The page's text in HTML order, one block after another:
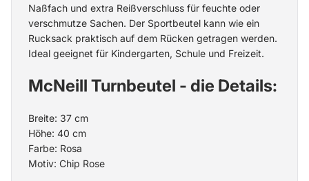
Naßfach und extra Reißverschluss für feuchte oder
verschmutze Sachen. Der Sportbeutel kann wie ein
Rucksack praktisch auf dem Rücken getragen werden.
Ideal geeignet für Kindergarten, Schule und Freizeit.
McNeill Turnbeutel - die Details:
Breite: 37 cm
Höhe: 40 cm
Farbe: Rosa
Motiv: Chip Rose